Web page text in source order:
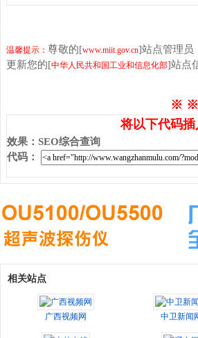
温馨提示： 尊敬的[www.miit.gov.cn]站点管理员
更新您的[中华人民共和国工业和信息化部]站点
※ ※
将以下代码
效果 ： SEO综合查询
代码 ：
相关站点
广西视频网 中卫新闻